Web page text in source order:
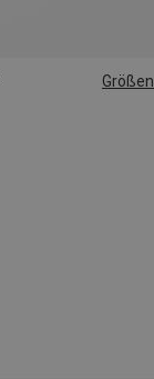
Größen